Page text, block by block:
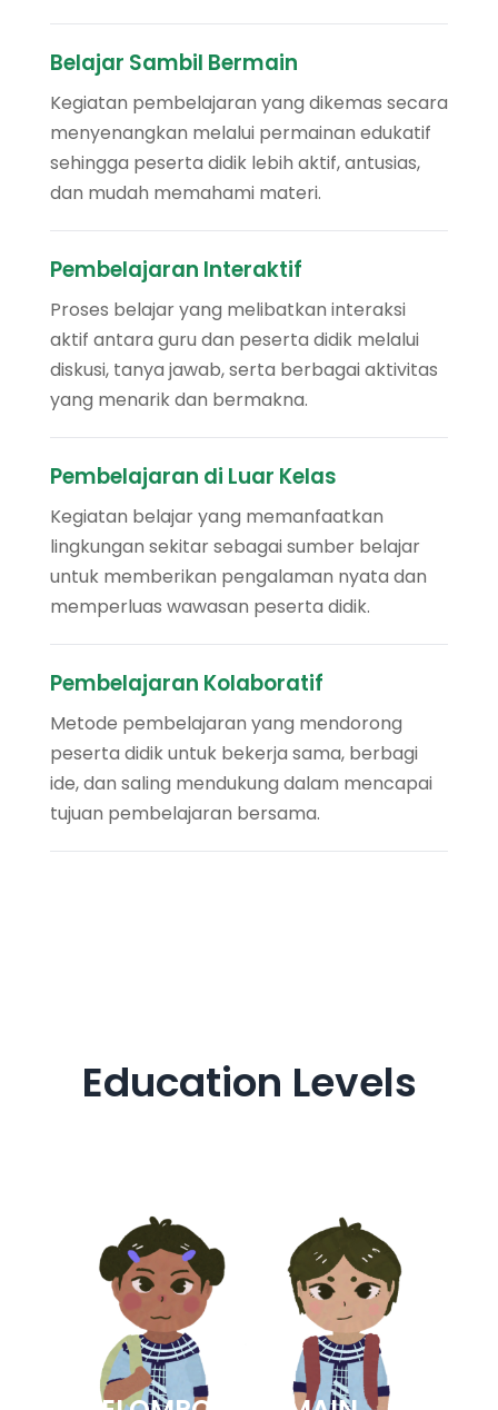
Belajar Sambil Bermain
Kegiatan pembelajaran yang dikemas secara
menyenangkan melalui permainan edukatif
sehingga peserta didik lebih aktif, antusias,
dan mudah memahami materi.
Pembelajaran Interaktif
Proses belajar yang melibatkan interaksi
aktif antara guru dan peserta didik melalui
diskusi, tanya jawab, serta berbagai aktivitas
yang menarik dan bermakna.
Pembelajaran di Luar Kelas
Kegiatan belajar yang memanfaatkan
lingkungan sekitar sebagai sumber belajar
untuk memberikan pengalaman nyata dan
memperluas wawasan peserta didik.
Pembelajaran Kolaboratif
Metode pembelajaran yang mendorong
peserta didik untuk bekerja sama, berbagi
ide, dan saling mendukung dalam mencapai
tujuan pembelajaran bersama.
Education Levels